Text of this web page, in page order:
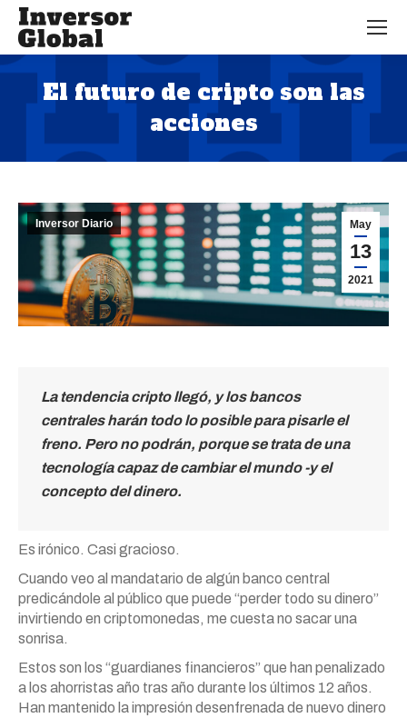
El futuro de cripto son las
acciones
Estás aquí:
May
13
2021
Inversor Diario
La tendencia cripto llegó, y los bancos
centrales harán todo lo posible para pisarle el
freno. Pero no podrán, porque se trata de una
tecnología capaz de cambiar el mundo -y el
concepto del dinero.
Es irónico. Casi gracioso.
Cuando veo al mandatario de algún banco central
predicándole al público que puede “perder todo su dinero”
invirtiendo en criptomonedas, me cuesta no sacar una
sonrisa.
Estos son los “guardianes financieros” que han penalizado
a los ahorristas año tras año durante los últimos 12 años.
Han mantenido la impresión desenfrenada de nuevo dinero